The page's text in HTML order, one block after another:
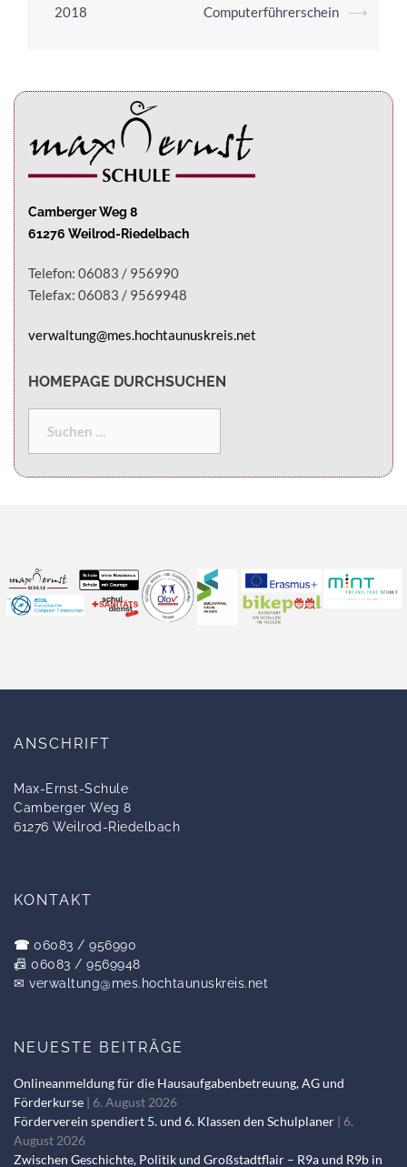
2018
Computerführerschein
⟶
Camberger Weg 8
61276 Weilrod-Riedelbach
Telefon: 06083 / 956990
Telefax: 06083 / 9569948
verwaltung@mes.hochtaunuskreis.net
HOMEPAGE DURCHSUCHEN
ANSCHRIFT
Max-Ernst-Schule
Camberger Weg 8
61276 Weilrod-Riedelbach
KONTAKT
☎ 06083 / 956990
📠 06083 / 9569948
✉ verwaltung@mes.hochtaunuskreis.net
NEUESTE BEITRÄGE
Onlineanmeldung für die Hausaufgabenbetreuung, AG und
Förderkurse
6. August 2026
Förderverein spendiert 5. und 6. Klassen den Schulplaner
6.
August 2026
Zwischen Geschichte, Politik und Großstadtflair – R9a und R9b in